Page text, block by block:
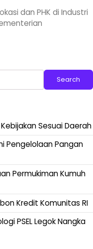
dan PHK di Industri
Search
Sesuai Daerah
Pengelolaan Pangan
Permukiman Kumuh
Kredit Komunitas RI
PSEL Legok Nangka